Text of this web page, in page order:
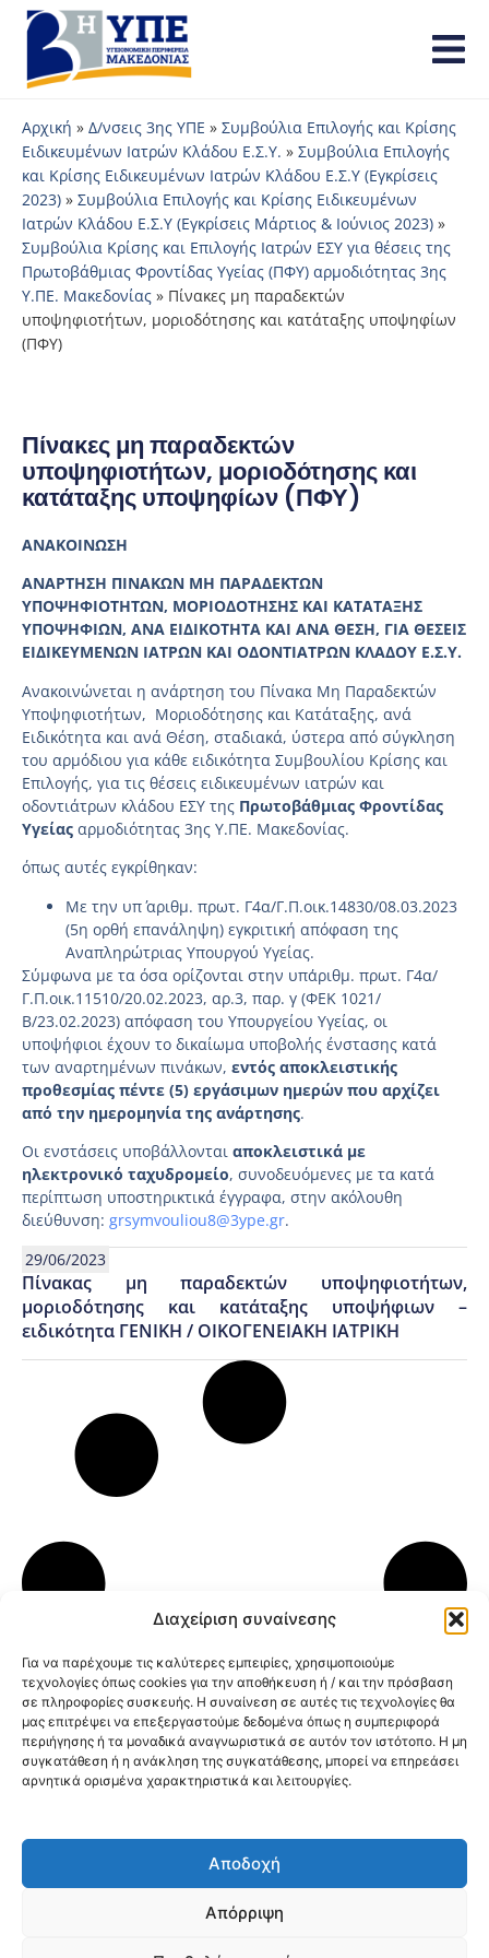
Διαχείριση συναίνεσης
Για να παρέχουμε τις καλύτερες εμπειρίες, χρησιμοποιούμε
τεχνολογίες όπως cookies για την αποθήκευση ή / και την πρόσβαση
σε πληροφορίες συσκευής. Η συναίνεση σε αυτές τις τεχνολογίες θα
μας επιτρέψει να επεξεργαστούμε δεδομένα όπως η συμπεριφορά
περιήγησης ή τα μοναδικά αναγνωριστικά σε αυτόν τον ιστότοπο. Η μη
συγκατάθεση ή η ανάκληση της συγκατάθεσης, μπορεί να επηρεάσει
αρνητικά ορισμένα χαρακτηριστικά και λειτουργίες.
Αποδοχή
Απόρριψη
Αρχική » Δ/νσεις 3ης ΥΠΕ » Συμβούλια Επιλογής και Κρίσης
Ειδικευμένων Ιατρών Κλάδου Ε.Σ.Υ. » Συμβούλια Επιλογής
και Κρίσης Ειδικευμένων Ιατρών Κλάδου Ε.Σ.Υ (Εγκρίσεις
2023) » Συμβούλια Επιλογής και Κρίσης Ειδικευμένων
Ιατρών Κλάδου Ε.Σ.Υ (Εγκρίσεις Μάρτιος & Ιούνιος 2023) »
Συμβούλια Κρίσης και Επιλογής Ιατρών ΕΣΥ για θέσεις της
Πρωτοβάθμιας Φροντίδας Υγείας (ΠΦΥ) αρμοδιότητας 3ης
Υ.ΠΕ. Μακεδονίας » Πίνακες μη παραδεκτών
υποψηφιοτήτων, μοριοδότησης και κατάταξης υποψηφίων
(ΠΦΥ)
Πίνακες μη παραδεκτών
υποψηφιοτήτων, μοριοδότησης και
κατάταξης υποψηφίων (ΠΦΥ)
ΑΝΑΚΟΙΝΩΣΗ
ΑΝΑΡΤΗΣΗ ΠΙΝΑΚΩΝ ΜΗ ΠΑΡΑΔΕΚΤΩΝ
ΥΠΟΨΗΦΙΟΤΗΤΩΝ, ΜΟΡΙΟΔΟΤΗΣΗΣ ΚΑΙ ΚΑΤΑΤΑΞΗΣ
ΥΠΟΨΗΦΙΩΝ, ΑΝΑ ΕΙΔΙΚΟΤΗΤΑ ΚΑΙ ΑΝΑ ΘΕΣΗ, ΓΙΑ ΘΕΣΕΙΣ
ΕΙΔΙΚΕΥΜΕΝΩΝ ΙΑΤΡΩΝ ΚΑΙ ΟΔΟΝΤΙΑΤΡΩΝ ΚΛΑΔΟΥ Ε.Σ.Υ.
Ανακοινώνεται η ανάρτηση του Πίνακα Μη Παραδεκτών
Υποψηφιοτήτων, Μοριοδότησης και Κατάταξης, ανά
Ειδικότητα και ανά Θέση, σταδιακά, ύστερα από σύγκληση
του αρμόδιου για κάθε ειδικότητα Συμβουλίου Κρίσης και
Επιλογής, για τις θέσεις ειδικευμένων ιατρών και
οδοντιάτρων κλάδου ΕΣΥ της Πρωτοβάθμιας Φροντίδας
Υγείας αρμοδιότητας 3ης Υ.ΠΕ. Μακεδονίας.
όπως αυτές εγκρίθηκαν:
Με την υπ΄ αριθμ. πρωτ. Γ4α/Γ.Π.οικ.14830/08.03.2023
(5η ορθή επανάληψη) εγκριτική απόφαση της
Αναπληρώτριας Υπουργού Υγείας.
Σύμφωνα με τα όσα ορίζονται στην υπ΄αριθμ. πρωτ. Γ4α/
Γ.Π.οικ.11510/20.02.2023, αρ.3, παρ. γ (ΦΕΚ 1021/
Β/23.02.2023) απόφαση του Υπουργείου Υγείας, οι
υποψήφιοι έχουν το δικαίωμα υποβολής ένστασης κατά
των αναρτημένων πινάκων, εντός αποκλειστικής
προθεσμίας πέντε (5) εργάσιμων ημερών που αρχίζει
από την ημερομηνία της ανάρτησης.
Οι ενστάσεις υποβάλλονται αποκλειστικά με
ηλεκτρονικό ταχυδρομείο, συνοδευόμενες με τα κατά
περίπτωση υποστηρικτικά έγγραφα, στην ακόλουθη
διεύθυνση: grsymvouliou8@3ype.gr.
29/06/2023
Πίνακας μη παραδεκτών υποψηφιοτήτων,
μοριοδότησης και κατάταξης υποψήφιων –
ειδικότητα ΓΕΝΙΚΗ / ΟΙΚΟΓΕΝΕΙΑΚΗ ΙΑΤΡΙΚΗ
@2026 3ype.gr All rights reserved
Θεσσαλονίκη, ΕλλάδαΤηλ: +30 2311 226 200